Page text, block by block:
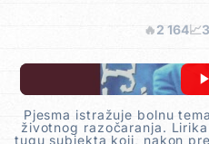
🔥2 164📈
Pjesma istražuje bolnu
životnog razočaranja.
tugu subjekta koji, nakon